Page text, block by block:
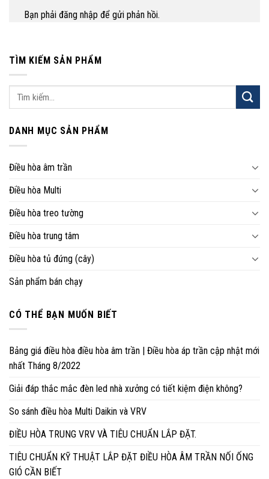
Bạn phải đăng nhập để gửi phản hồi.
TÌM KIẾM SẢN PHẨM
Tìm
DANH MỤC SẢN PHẨM
Điều hòa âm trần
Điều hòa Multi
Điều hòa treo tường
Điều hòa trung tâm
Điều hòa tủ đứng (cây)
Sản phẩm bán chạy
CÓ THỂ BẠN MUỐN BIẾT
Bảng giá điều hòa điều hòa âm trần | Điều hòa áp trần cập nhật mới
nhất Tháng 8/2022
Giải đáp thắc mắc đèn led nhà xưởng có tiết kiệm điện không?
So sánh điều hòa Multi Daikin và VRV
ĐIỀU HÒA TRUNG VRV VÀ TIÊU CHUẨN LẮP ĐẶT.
TIÊU CHUẨN KỸ THUẬT LẮP ĐẶT ĐIỀU HÒA ÂM TRẦN NỐI ỐNG
GIÓ CẦN BIẾT